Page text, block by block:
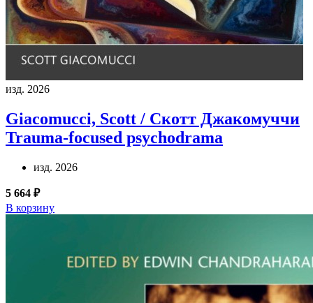
изд. 2026
Giacomucci, Scott / Скотт Джакомуччи
Trauma-focused psychodrama
изд. 2026
5 664 ₽
В корзину